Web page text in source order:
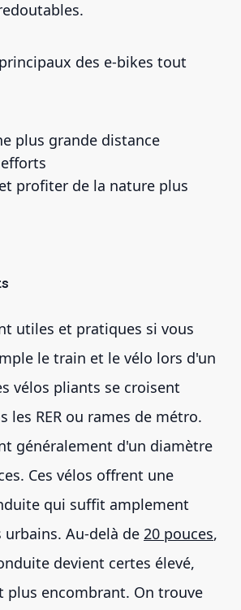
des e-bikes tout
plus grande distance
profiter de la nature plus
utiles et pratiques si vous
le train et le vélo lors d'un
vélos pliants se croisent
les RER ou rames de métro.
généralement d'un diamètre
Ces vélos offrent une
qui suffit amplement
Au-delà de 20 pouces,
devient certes élevé,
plus encombrant. On trouve